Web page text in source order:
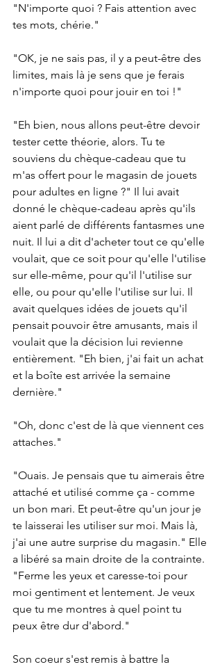
"N'importe quoi ? Fais attention avec
tes mots, chérie."
"OK, je ne sais pas, il y a peut-être des
limites, mais là je sens que je ferais
n'importe quoi pour jouir en toi !"
"Eh bien, nous allons peut-être devoir
tester cette théorie, alors. Tu te
souviens du chèque-cadeau que tu
m'as offert pour le magasin de jouets
pour adultes en ligne ?" Il lui avait
donné le chèque-cadeau après qu'ils
aient parlé de différents fantasmes une
nuit. Il lui a dit d'acheter tout ce qu'elle
voulait, que ce soit pour qu'elle l'utilise
sur elle-même, pour qu'il l'utilise sur
elle, ou pour qu'elle l'utilise sur lui. Il
avait quelques idées de jouets qu'il
pensait pouvoir être amusants, mais il
voulait que la décision lui revienne
entièrement. "Eh bien, j'ai fait un achat
et la boîte est arrivée la semaine
dernière."
"Oh, donc c'est de là que viennent ces
attaches."
"Ouais. Je pensais que tu aimerais être
attaché et utilisé comme ça - comme
un bon mari. Et peut-être qu'un jour je
te laisserai les utiliser sur moi. Mais là,
j'ai une autre surprise du magasin." Elle
a libéré sa main droite de la contrainte.
"Ferme les yeux et caresse-toi pour
moi gentiment et lentement. Je veux
que tu me montres à quel point tu
peux être dur d'abord."
Son coeur s'est remis à battre la